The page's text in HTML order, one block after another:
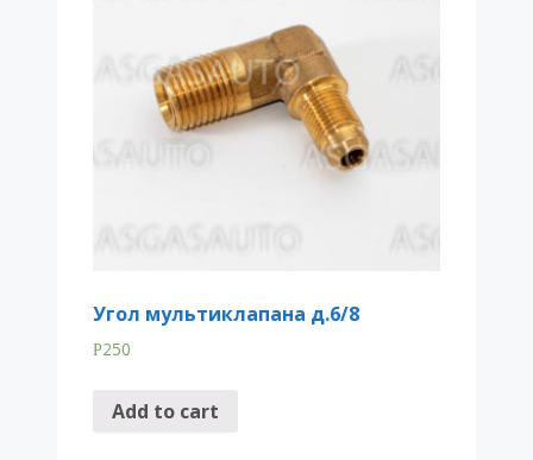
Угол мультиклапана д.6/8
Р250
Add to cart